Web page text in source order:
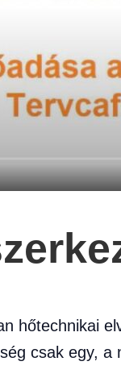
hőtechnikai
csak egy,